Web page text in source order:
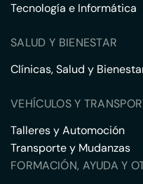
Tecnología e Informática
SALUD Y BIENESTAR
Clínicas, Salud y
VEHÍCULOS Y
Talleres y Automoción
Transporte y Mudanzas
FORMACIÓN, AYUDA Y